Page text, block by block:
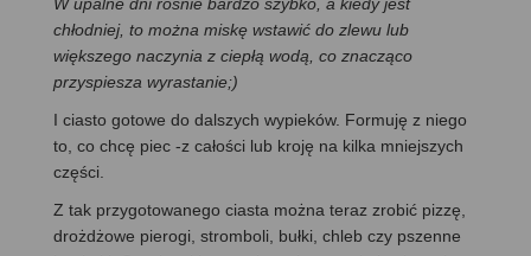
chłodniej, to można miskę wstawić do zlewu lub
większego naczynia z ciepłą wodą, co znacząco
przyspiesza wyrastanie;)
I ciasto gotowe do dalszych wypieków. Formuję z niego
to, co chcę piec -z całości lub kroję na kilka mniejszych
części.
Z tak przygotowanego ciasta można teraz zrobić pizzę,
drożdżowe pierogi, stromboli, bułki, chleb czy pszenne